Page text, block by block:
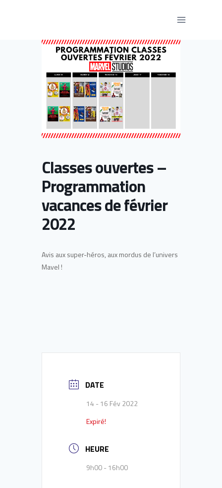
Classes ouvertes –
Programmation
vacances de février
2022
Avis aux super-héros, aux mordus de l’univers
Mavel !
DATE
14 - 16 Fév 2022
Expiré!
HEURE
9h00 - 16h00